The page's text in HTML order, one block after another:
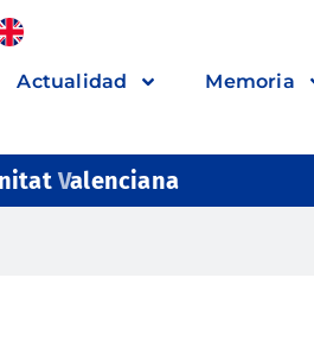
Actualidad Memoria
Valenciana